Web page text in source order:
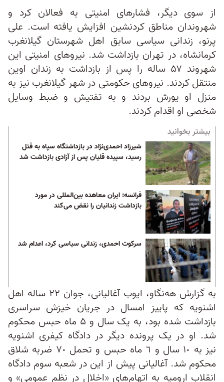
از سوی دیگر، فشارهای امنیتی به فعالان کرد و
شهروندان مناطق کردنشین افزایش یافته است. علی
پرنو، زندانی سیاسی سابق اهل شهرستان گیلانغرب
کرمانشاه، در تهران بازداشت شد. نیروهای امنیتی این
شهروند ۵۷ ساله را پس از بازداشت به زندان اوین
منتقل کردند. نیروهای حکومتی در شهر گیلانغرب نیز به
منزل او یورش بردند و به تفتیش و ضبط وسایل
شخصی او اقدام کردند.
بیشتر بخوانید
شیرزاد احمدی‌نژاد در بازداشتگاه سپاه به قتل
رسید، سپیده قلیان پس از آزادی بازداشت شد
فرانسه: ایران معاهده بین‌المللی در مورد
بازداشت زندانیان را نقض می‌کند
سرکوت احمدی، زندانی سیاسی کرد، اعدام شد
به گزارش هه‌نگاو، ایوب آغالیانی، جوان ۲۲ ساله اهل
اشنویه که پاییز امسال در جریان خیزش سراسری
بازداشت شده بود، به یک سال و ۵ ماه حبس محکوم
شد. او در یک پرونده‌ دیگر در دادگاه کیفری اشنویه
نیز به ١٠ سال و ٦ ماه حبس و تحمل ٧٠ ضربه شلاق
محکوم شد. آغالیانی پیش‌ از این در شعبه سوم دادگاه
انقلاب ارومیه به اتهام‌های «اخلال در نظم عمومی» و